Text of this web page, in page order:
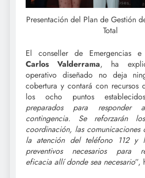
Presentación del Plan de Gestión
Total
El conseller de Emergencias e
Carlos Valderrama, ha
operativo diseñado no deja
cobertura y contará con recursos
los ocho puntos
preparados para responder
contingencia. Se reforzarán
coordinación, las comunicaciones
la atención del teléfono 112 y
preventivos necesarios para
eficacia allí donde sea necesario”,